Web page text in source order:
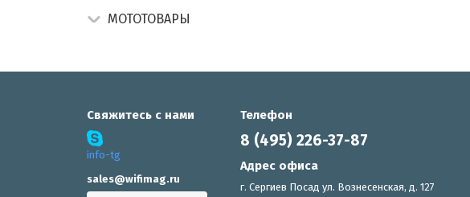
МОТОТОВАРЫ
Свяжитесь с нами
info-tg
sales@wifimag.ru
Телефон
8 (495) 226-37-87
Адрес офиса
г. Сергиев Посад ул. Вознесенская, д. 127